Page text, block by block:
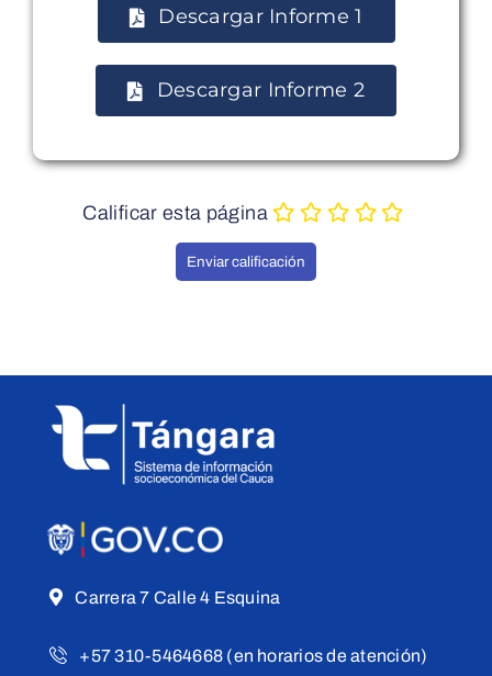
Descargar Informe 1
Descargar Informe 2
Calificar esta página
Carrera 7 Calle 4 Esquina
+57 310-5464668 (en horarios de atención)